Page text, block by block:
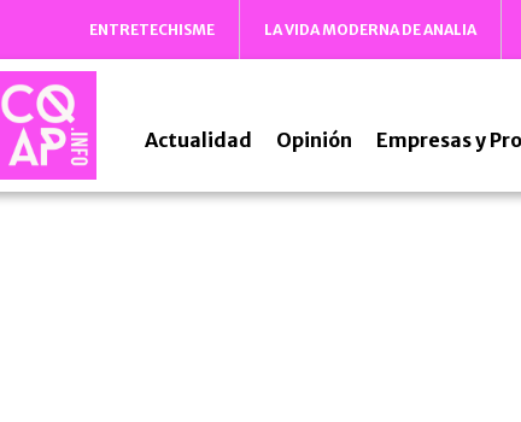
ENTRETECHISME LA VIDA MODERNA DE ANALIA
Actualidad Opinión Empresas y